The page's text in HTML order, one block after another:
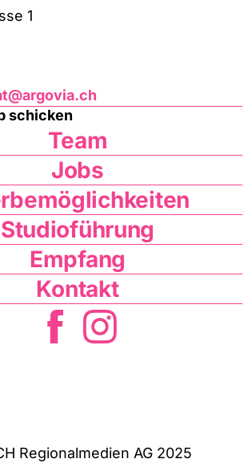
1
schicken
Team
Jobs
Studioführung
Empfang
Kontakt
Regionalmedien AG 2025